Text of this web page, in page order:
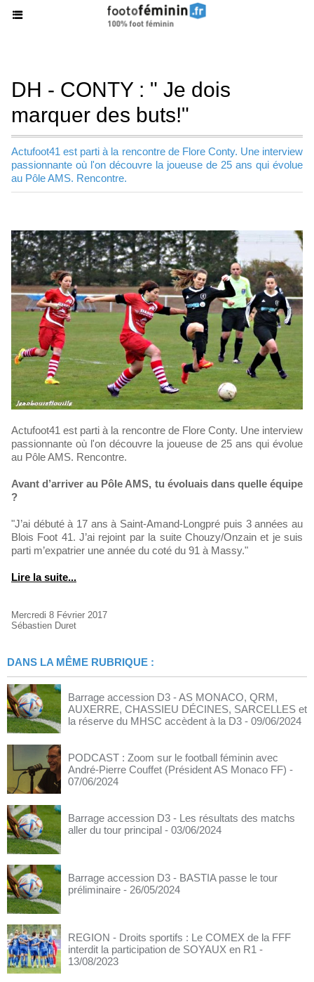
DH - CONTY : " Je dois
marquer des buts!"
Actufoot41 est parti à la rencontre de Flore Conty. Une interview
passionnante où l'on découvre la joueuse de 25 ans qui évolue
au Pôle AMS. Rencontre.
Actufoot41 est parti à la rencontre de Flore Conty. Une interview
passionnante où l'on découvre la joueuse de 25 ans qui évolue
au Pôle AMS. Rencontre.
Avant d’arriver au Pôle AMS, tu évoluais dans quelle équipe
?
"J’ai débuté à 17 ans à Saint-Amand-Longpré puis 3 années au
Blois Foot 41. J’ai rejoint par la suite Chouzy/Onzain et je suis
parti m’expatrier une année du coté du 91 à Massy."
Lire la suite...
Mercredi 8 Février 2017
Sébastien Duret
DANS LA MÊME RUBRIQUE :
Barrage accession D3 - AS MONACO, QRM,
AUXERRE, CHASSIEU DÉCINES, SARCELLES et
la réserve du MHSC accèdent à la D3 - 09/06/2024
PODCAST : Zoom sur le football féminin avec
André-Pierre Couffet (Président AS Monaco FF) -
07/06/2024
Barrage accession D3 - Les résultats des matchs
aller du tour principal - 03/06/2024
Barrage accession D3 - BASTIA passe le tour
préliminaire - 26/05/2024
REGION - Droits sportifs : Le COMEX de la FFF
interdit la participation de SOYAUX en R1 -
13/08/2023